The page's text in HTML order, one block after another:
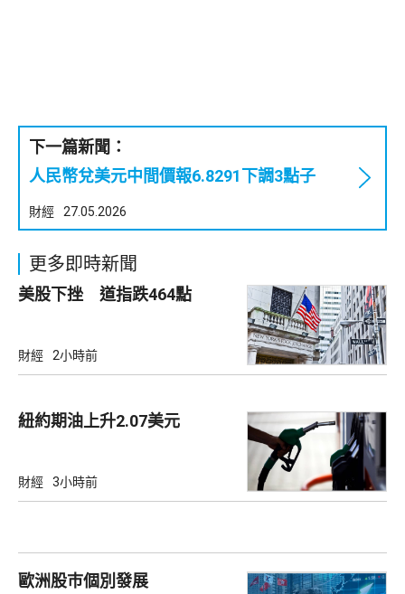
下一篇新聞：
人民幣兌美元中間價報6.8291下調3點子
財經 27.05.2026
更多即時新聞
美股下挫 道指跌464點
財經 2小時前
紐約期油上升2.07美元
財經 3小時前
歐洲股巿個別發展